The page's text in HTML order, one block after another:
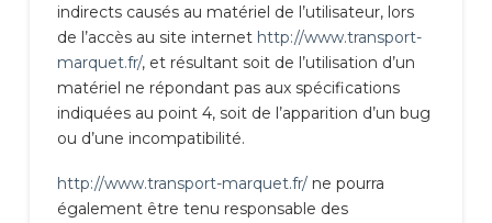
indirects causés au matériel de l’utilisateur, lors
de l’accès au site internet http://www.transport-
marquet.fr/, et résultant soit de l’utilisation d’un
matériel ne répondant pas aux spécifications
indiquées au point 4, soit de l’apparition d’un bug
ou d’une incompatibilité.
http://www.transport-marquet.fr/ne pourra
également être tenu responsable des